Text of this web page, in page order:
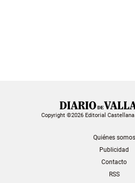
Copyright ©2026 Editorial
Quiénes somos
Publicidad
Contacto
RSS